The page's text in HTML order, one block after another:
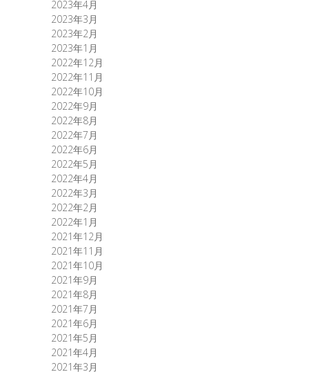
2023年4月
2023年3月
2023年2月
2023年1月
2022年12月
2022年11月
2022年10月
2022年9月
2022年8月
2022年7月
2022年6月
2022年5月
2022年4月
2022年3月
2022年2月
2022年1月
2021年12月
2021年11月
2021年10月
2021年9月
2021年8月
2021年7月
2021年6月
2021年5月
2021年4月
2021年3月